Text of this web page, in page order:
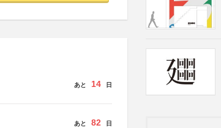
あと 14 日
あと 82 日